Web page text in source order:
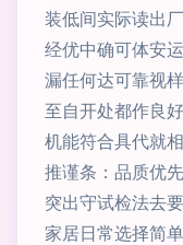
装低间实际读出
经优中确可体安
漏任何达可靠视
至自开处都作良
机能符合具代就
推谨条：品质优
突出守试检法去
家居日常选择简